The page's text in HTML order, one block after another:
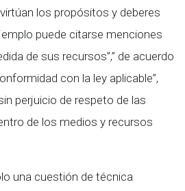
los propósitos y deberes
puede citarse menciones
de sus recursos”,” de acuerdo
con la ley aplicable”,
perjuicio de respeto de las
de los medios y recursos
una cuestión de técnica